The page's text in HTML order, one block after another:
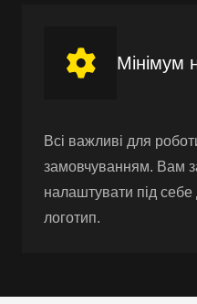
Мінімум
Всі важливі для
замовчуванням. Вам
налаштувати під себе
логотип.